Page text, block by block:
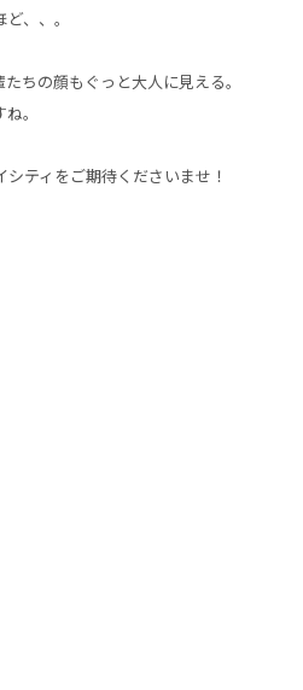
、、。
ちの顔もぐっと大人に見える。
。
ティをご期待くださいませ！